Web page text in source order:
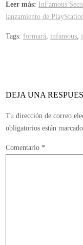
Leer más: InFamous
lanzamiento de
Tags: formará, infamous,
DEJA UNA
Tu dirección de correo
obligatorios están
Comentario *